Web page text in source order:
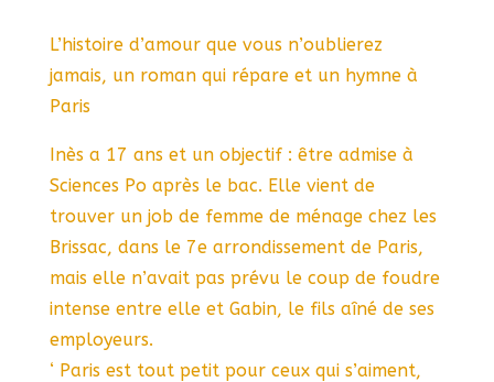
L’histoire d’amour que vous n’oublierez
jamais, un roman qui répare et un hymne à
Paris
Inès a 17 ans et un objectif : être admise à
Sciences Po après le bac. Elle vient de
trouver un job de femme de ménage chez les
Brissac, dans le 7e arrondissement de Paris,
mais elle n’avait pas prévu le coup de foudre
intense entre elle et Gabin, le fils aîné de ses
employeurs.
‘ Paris est tout petit pour ceux qui s’aiment,